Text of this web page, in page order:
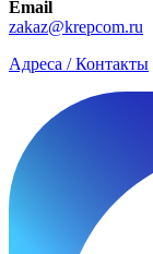
Email
zakaz@krepcom.ru
Адреса / Контакты